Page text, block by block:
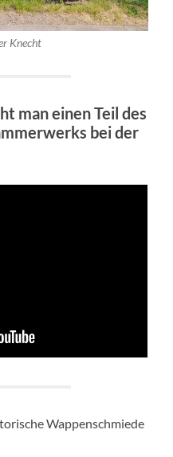
Knecht
man einen Teil des
bei der
Wappenschmiede